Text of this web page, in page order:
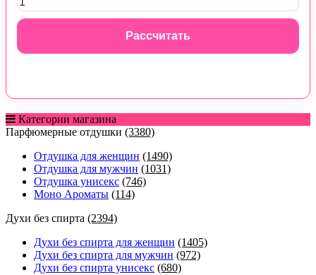
Рассчитать
Категории магазина
Парфюмерные отдушки (3380)
Отдушка для женщин (1490)
Отдушка для мужчин (1031)
Отдушка унисекс (746)
Моно Ароматы (114)
Духи без спирта (2394)
Духи без спирта для женщин (1405)
Духи без спирта для мужчин (972)
Духи без спирта унисекс (680)